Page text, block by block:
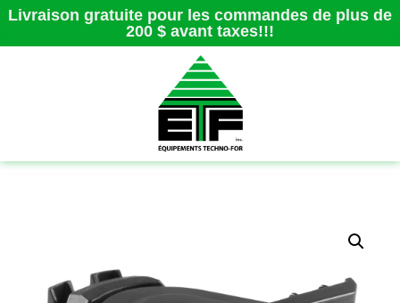
Livraison gratuite pour les commandes de plus de
200 $ avant taxes!!!